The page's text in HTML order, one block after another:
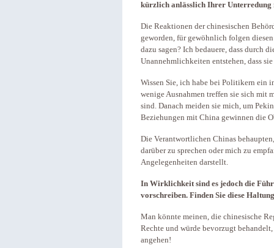
kürzlich anlässlich Ihrer Unterredung
Die Reaktionen der chinesischen
geworden, für gewöhnlich folgen
dazu sagen? Ich bedauere, dass durch
Unannehmlichkeiten entstehen, dass
Wissen Sie, ich habe bei Politikern ein
wenige Ausnahmen treffen sie sich mit
sind. Danach meiden sie mich, um
Beziehungen mit China gewinnen die
Die Verantwortlichen Chinas
darüber zu sprechen oder mich zu
Angelegenheiten darstellt.
In Wirklichkeit sind es jedoch die
vorschreiben. Finden Sie diese
Man könnte meinen, die chinesische
Rechte und würde bevorzugt
angehen!